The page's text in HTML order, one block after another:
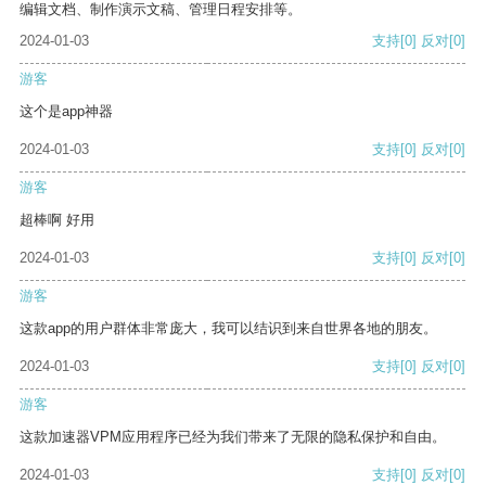
编辑文档、制作演示文稿、管理日程安排等。
2024-01-03
支持[0] 反对[0]
游客
这个是app神器
2024-01-03 支持[0] 反对[0]
游客
超棒啊 好用
2024-01-03 支持[0] 反对[0]
游客
这款app的用户群体非常庞大，我可以结识到来自世界各地的朋友。
2024-01-03 支持[0] 反对[0]
游客
这款加速器VPM应用程序已经为我们带来了无限的隐私保护和自由。
2024-01-03 支持[0] 反对[0]